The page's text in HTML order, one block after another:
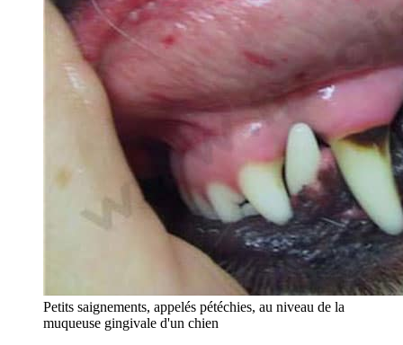
Petits saignements, appelés pétéchies, au niveau de la
muqueuse gingivale d'un chien